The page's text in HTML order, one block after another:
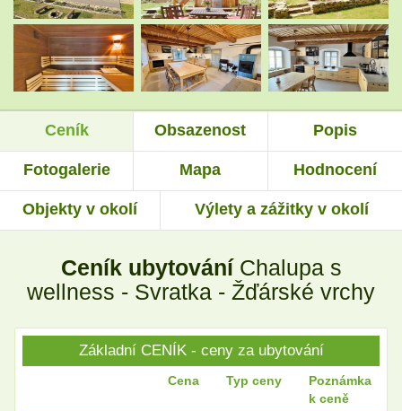
Ceník Obsazenost Popis
Fotogalerie Mapa Hodnocení
Objekty v okolí Výlety a zážitky v okolí
Ceník ubytování Chalupa s
wellness - Svratka - Žďárské vrchy
Základní CENÍK - ceny za ubytování
Cena Typ ceny
Poznámka
k ceně